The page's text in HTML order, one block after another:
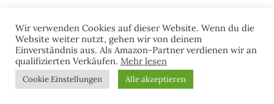
Heringstage(1)
Hooksiel (1)
Wir verwenden Cookies auf dieser Website. Wenn du die
Website weiter nutzt, gehen wir von deinem
Einverständnis aus. Als Amazon-Partner verdienen wir an
qualifizierten Verkäufen. Mehr lesen
Cookie Einstellungen Alle akzeptieren